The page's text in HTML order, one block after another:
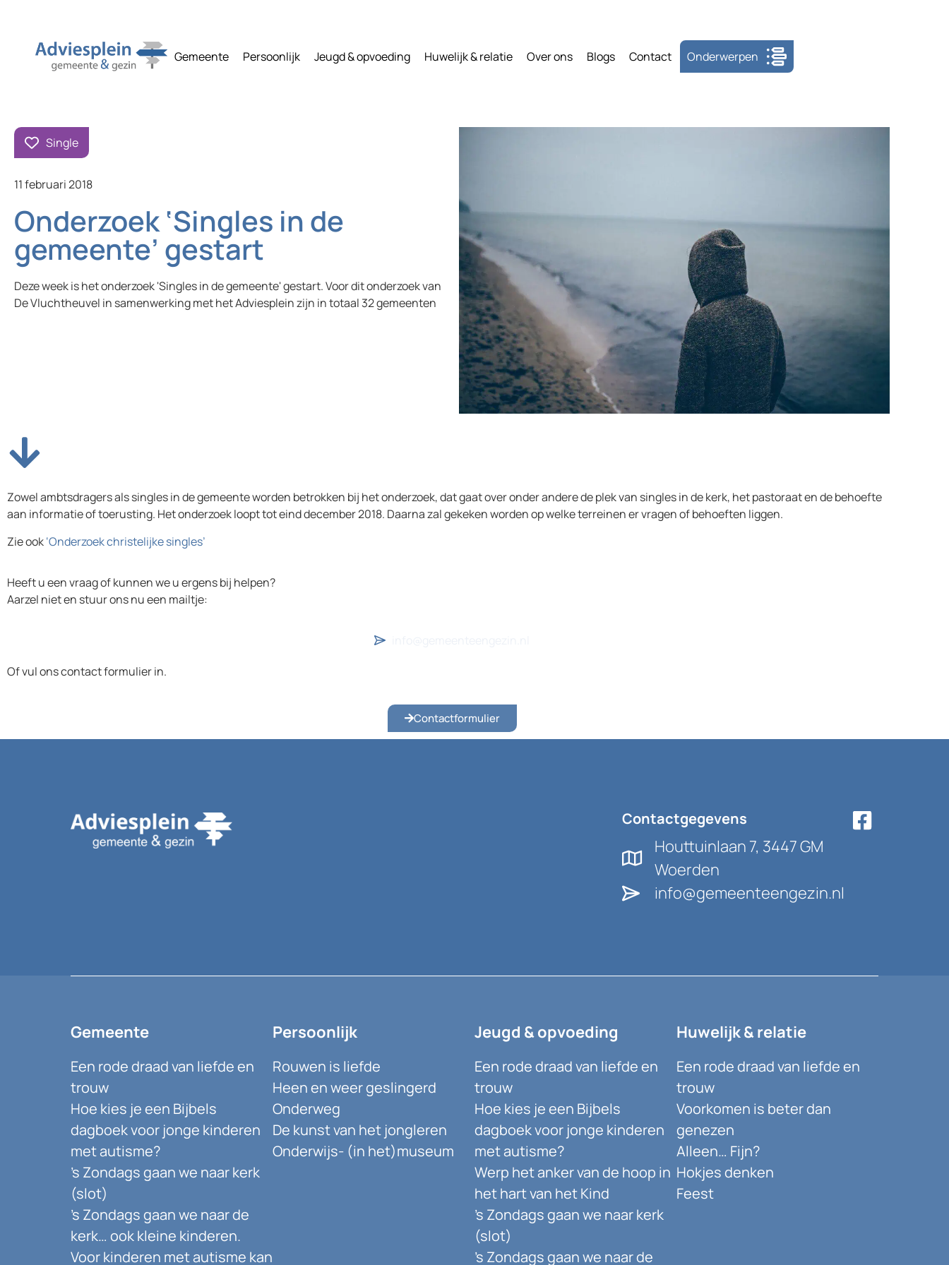
Gemeente Persoonlijk Jeugd & opvoeding Huwelijk & relatie Over ons Blogs Contact Onderwerpen
Single
11 februari 2018
Onderzoek ‘Singles in de
gemeente’ gestart
Deze week is het onderzoek 'Singles in de gemeente' gestart. Voor dit onderzoek van
De Vluchtheuvel in samenwerking met het Adviesplein zijn in totaal 32 gemeenten
Zowel ambtsdragers als singles in de gemeente worden betrokken bij het onderzoek, dat gaat over onder andere de plek van singles in de kerk, het pastoraat en de behoefte
aan informatie of toerusting. Het onderzoek loopt tot eind december 2018. Daarna zal gekeken worden op welke terreinen er vragen of behoeften liggen.
Zie ook‘Onderzoek christelijke singles’
Heeft u een vraag of kunnen we u ergens bij helpen?
Aarzel niet en stuur ons nu een mailtje:
Of vul ons contact formulier in.
Contactformulier
Contactgegevens
Houttuinlaan 7, 3447 GM
Woerden
info@gemeenteengezin.nl
Gemeente
Een rode draad van liefde en
trouw
Hoe kies je een Bijbels
dagboek voor jonge kinderen
met autisme?
’s Zondags gaan we naar kerk
(slot)
’s Zondags gaan we naar de
kerk… ook kleine kinderen.
Voor kinderen met autisme kan
Persoonlijk
Rouwen is liefde
Heen en weer geslingerd
Onderweg
De kunst van het jongleren
Onderwijs- (in het)museum
Jeugd & opvoeding
Een rode draad van liefde en
trouw
Hoe kies je een Bijbels
dagboek voor jonge kinderen
met autisme?
Werp het anker van de hoop in
het hart van het Kind
’s Zondags gaan we naar kerk
(slot)
’s Zondags gaan we naar de
Huwelijk & relatie
Een rode draad van liefde en
trouw
Voorkomen is beter dan
genezen
Alleen… Fijn?
Hokjes denken
Feest